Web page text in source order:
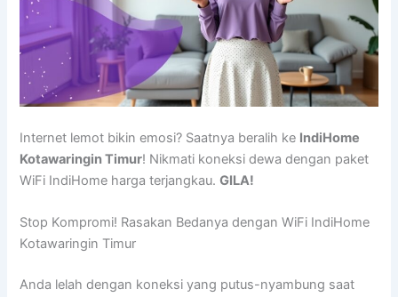
Internet lemot bikin emosi? Saatnya beralih ke IndiHome
Kotawaringin Timur! Nikmati koneksi dewa dengan paket
WiFi IndiHome harga terjangkau.GILA!
Stop Kompromi! Rasakan Bedanya dengan WiFi IndiHome
Kotawaringin Timur
Anda lelah dengan koneksi yang putus-nyambung saat